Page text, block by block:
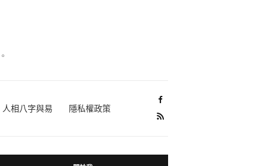
人相八字與易
隱私權政策